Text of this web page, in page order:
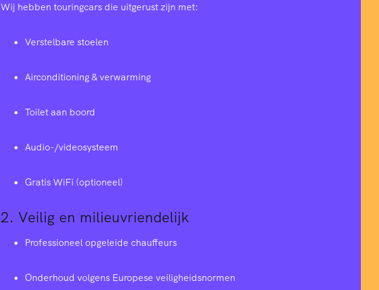
Wij hebben touringcars die uitgerust zijn met:
Verstelbare stoelen
Airconditioning & verwarming
Toilet aan boord
Audio-/videosysteem
Gratis WiFi (optioneel)
2. Veilig en milieuvriendelijk
Professioneel opgeleide chauffeurs
Onderhoud volgens Europese veiligheidsnormen